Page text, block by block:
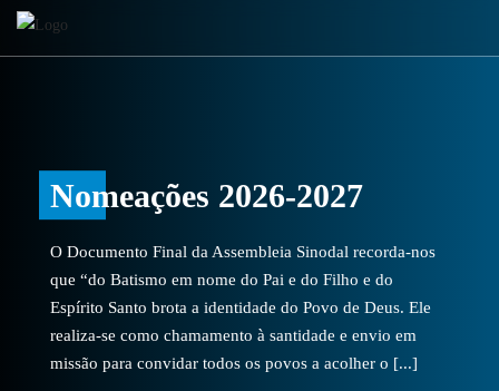
Nomeações 2026-2027
O Documento Final da Assembleia Sinodal recorda-nos
que “do Batismo em nome do Pai e do Filho e do
Espírito Santo brota a identidade do Povo de Deus. Ele
realiza-se como chamamento à santidade e envio em
missão para convidar todos os povos a acolher o [...]